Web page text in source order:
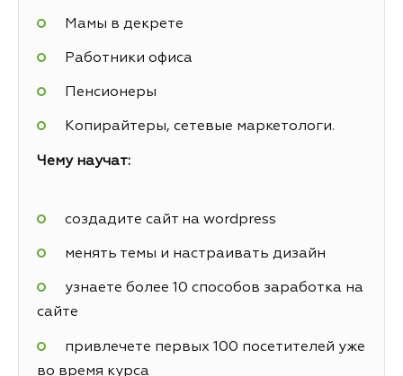
Мамы в декрете
Работники офиса
Пенсионеры
Копирайтеры, сетевые маркетологи.
Чему научат:
создадите сайт на wordpress
менять темы и настраивать дизайн
узнаете более 10 способов заработка на
сайте
привлечете первых 100 посетителей уже
во время курса